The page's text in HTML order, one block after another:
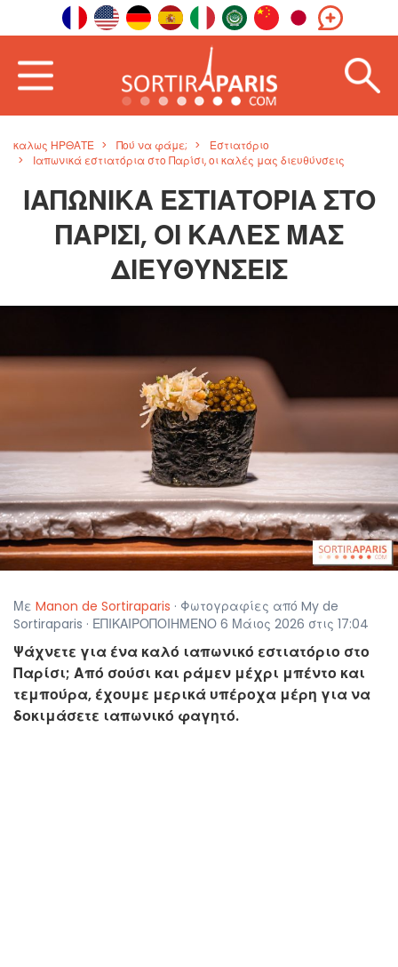
καλως ΗΡΘΑΤΕ Πού να φάμε;
Εστιατόριο
Ιαπωνικά εστιατόρια στο Παρίσι, οι καλές μας διευθύνσεις
ΙΑΠΩΝΙΚΆ ΕΣΤΙΑΤΌΡΙΑ ΣΤΟ
ΠΑΡΊΣΙ, ΟΙ ΚΑΛΈΣ ΜΑΣ
ΔΙΕΥΘΎΝΣΕΙΣ
Με Manon de Sortiraparis · Φωτογραφίες από My de
Sortiraparis · ΕΠΙΚΑΙΡΟΠΟΙΗΜΕΝΟ 6 Μάιος 2026 στις 17:04
Ψάχνετε για ένα καλό ιαπωνικό εστιατόριο στο
Παρίσι; Από σούσι και ράμεν μέχρι μπέντο και
τεμπούρα, έχουμε μερικά υπέροχα μέρη για να
δοκιμάσετε ιαπωνικό φαγητό.